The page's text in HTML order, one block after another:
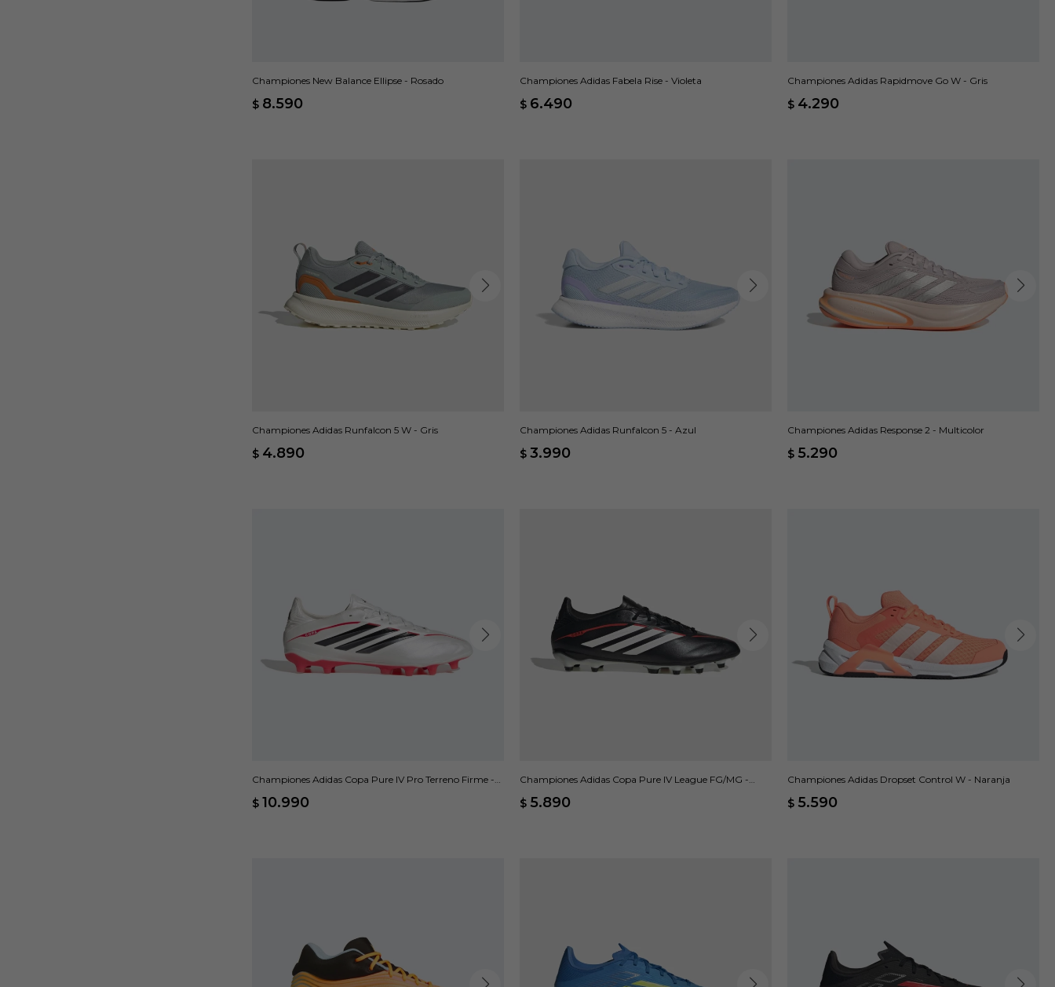
Championes New Balance Ellipse - Rosado
$ 8.590
Championes Adidas Fabela Rise - Violeta
$ 6.490
Championes Adidas Rapidmove Go W - Gris
$ 4.290
Championes Adidas Runfalcon 5 W - Gris
$ 4.890
Championes Adidas Runfalcon 5 - Azul
$ 3.990
Championes Adidas Response 2 - Multicolor
$ 5.290
Championes Adidas Copa Pure IV Pro Terreno Firme -
$ 10.990
Championes Adidas Copa Pure IV League FG/MG -
$ 5.890
Championes Adidas Dropset Control W - Naranja
$ 5.590